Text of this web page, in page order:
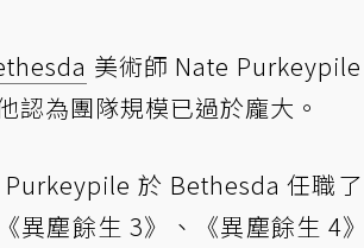
美術師 Nate
認為團隊規模已過於龐大。
Purkeypile 於 Bethesda 任職
異塵餘生 3》、《異塵餘生 4